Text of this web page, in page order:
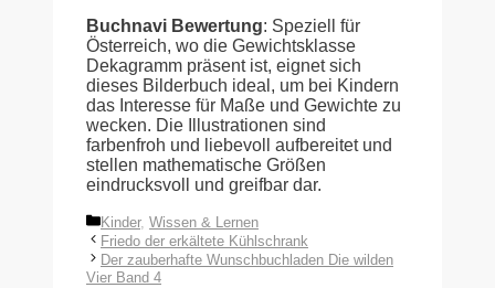
Buchnavi Bewertung: Speziell für
Österreich, wo die Gewichtsklasse
Dekagramm präsent ist, eignet sich
dieses Bilderbuch ideal, um bei Kindern
das Interesse für Maße und Gewichte zu
wecken. Die Illustrationen sind
farbenfroh und liebevoll aufbereitet und
stellen mathematische Größen
eindrucksvoll und greifbar dar.
Kategorien
Kinder, Wissen & Lernen
Friedo der erkältete Kühlschrank
Der zauberhafte Wunschbuchladen Die wilden
Vier Band 4